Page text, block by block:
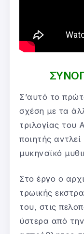
Σ’αυτό το
σχέση με τα
τριλογίας του
ποιητής
μυκηναϊκό
Στο έργο ο
τρωικής
του, στις
ύστερα από